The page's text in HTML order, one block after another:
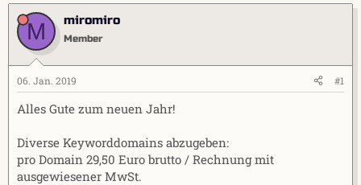
s
t
e
l
e
r
s
t
e
l
a
m
M miromiro
Member
06. Jan. 2019 #1
Alles Gute zum neuen Jahr!
Diverse Keyworddomains abzugeben:
pro Domain 29,50 Euro brutto / Rechnung mit
ausgewiesener MwSt.